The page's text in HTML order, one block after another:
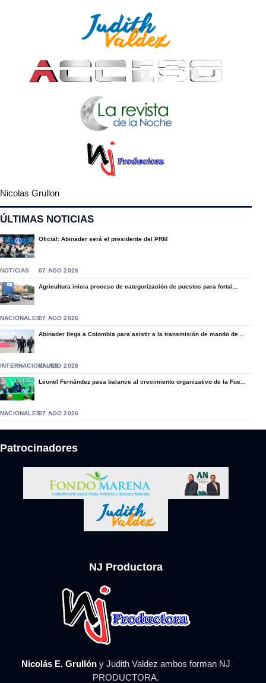
Nicolas Grullon
ÚLTIMAS NOTICIAS
Oficial: Abinader será el presidente del PRM
NOTICIAS 07 AGO 2026
Agricultura inicia proceso de categorización de puestos para fortal...
NACIONALES07 AGO 2026
Abinader llega a Colombia para asistir a la transmisión de mando de...
INTERNACIONALES07 AGO 2026
Leonel Fernández pasa balance al crecimiento organizativo de la Fue...
NACIONALES07 AGO 2026
Patrocinadores
NJ Productora
Nicolás E. Grullón y Judith Valdez ambos forman NJ
PRODUCTORA.